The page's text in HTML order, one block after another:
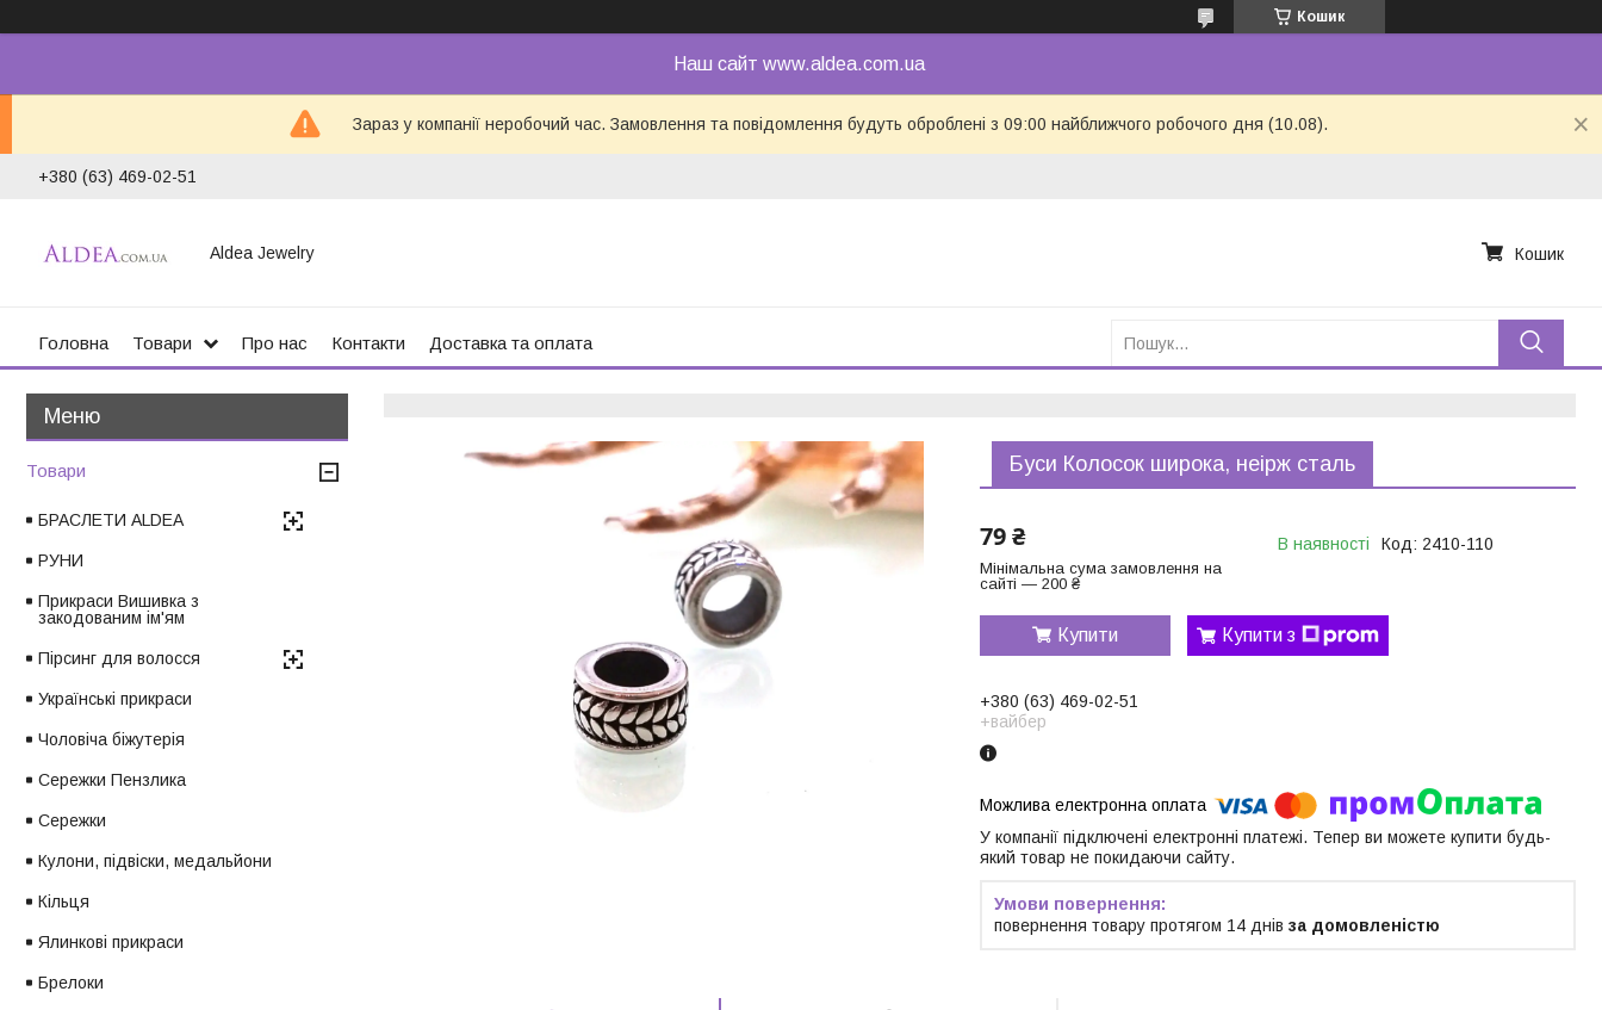
Кошик
Наш сайт www.aldea.com.ua
Зараз у компанії неробочий час. Замовлення та повідомлення будуть оброблені з 09:00 найближчого робочого дня (10.08).
+380 (63) 469-02-51
Aldea Jewelry Кошик
Головна Товари Про нас Контакти Доставка та оплата
Буси Колосок широка, неірж сталь
79 ₴
Мінімальна сума замовлення на
сайті — 200 ₴
В наявності Код: 2410-110
Купити Купити з
+380 (63) 469-02-51
+вайбер
У компанії підключені електронні платежі. Тепер ви можете купити будь-
який товар не покидаючи сайту.
повернення товару протягом 14 днів за домовленістю
Товари
БРАСЛЕТИ ALDEA
РУНИ
Прикраси Вишивка з
закодованим ім'ям
Пірсинг для волосся
Українські прикраси
Чоловіча біжутерія
Сережки Пензлика
Сережки
Кулони, підвіски, медальйони
Кільця
Ялинкові прикраси
Брелоки